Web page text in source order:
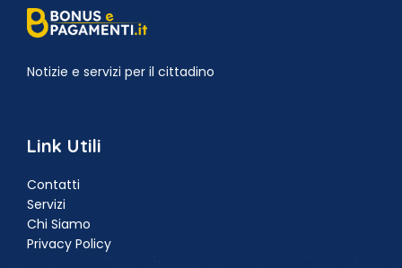
Notizie e servizi per il cittadino
Link Utili
Contatti
Servizi
Chi Siamo
Privacy Policy